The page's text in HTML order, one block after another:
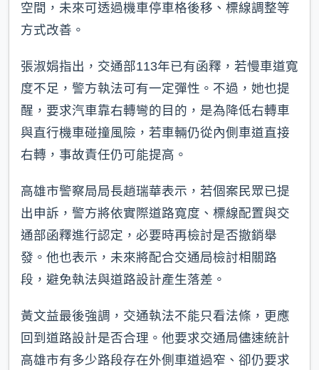
空間，未來可透過機車停車格後移、標線調整等
方式改善。
張淑娟指出，交通部113年已有函釋，若慢車道寬
度不足，警方執法可有一定彈性。不過，她也提
醒，要求汽車靠右轉彎的目的，是為降低右轉車
與直行機車碰撞風險，若車輛仍從內側車道直接
右轉，事故責任仍可能提高。
高雄市警察局局長趙瑞華表示，若個案民眾已提
出申訴，警方將依實際道路寬度、標線配置與交
通部函釋進行認定，必要時再檢討是否撤銷舉
發。他也表示，未來將配合交通局檢討相關路
段，避免執法與道路設計產生落差。
黃文益最後強調，交通執法不能只看法條，更應
回到道路設計是否合理。他要求交通局儘速統計
高雄市有多少路段存在外側車道過窄、卻仍要求